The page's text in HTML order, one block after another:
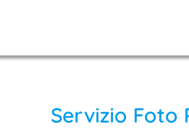
Servizio Foto